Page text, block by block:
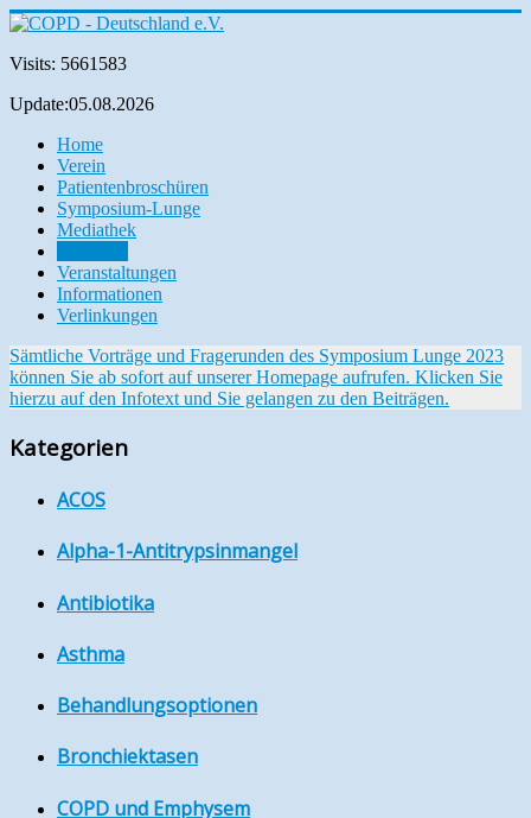
Visits: 5661583
Update:05.08.2026
Home
Verein
Patientenbroschüren
Symposium-Lunge
Mediathek
Veranstaltungen
Informationen
Verlinkungen
Sämtliche Vorträge und Fragerunden des Symposium Lunge 2023
können Sie ab sofort auf unserer Homepage aufrufen. Klicken Sie
hierzu auf den Infotext und Sie gelangen zu den Beiträgen.
Kategorien
ACOS
Alpha-1-Antitrypsinmangel
Antibiotika
Asthma
Behandlungsoptionen
Bronchiektasen
COPD und Emphysem